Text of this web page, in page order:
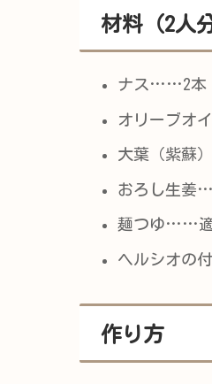
材料（2人
ナス……2本
オリーブオ
大葉（紫蘇
おろし生姜
麺つゆ……
ヘルシオの
作り方